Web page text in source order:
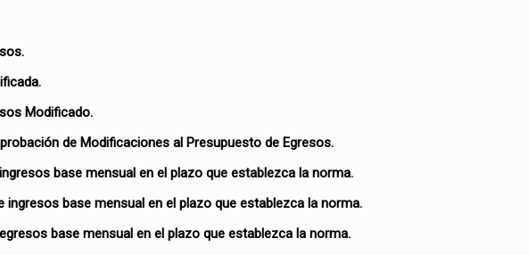
Modificado.
de Modificaciones al Presupuesto de Egresos.
base mensual en el plazo que establezca la norma.
ingresos base mensual en el plazo que establezca la norma.
base mensual en el plazo que establezca la norma.